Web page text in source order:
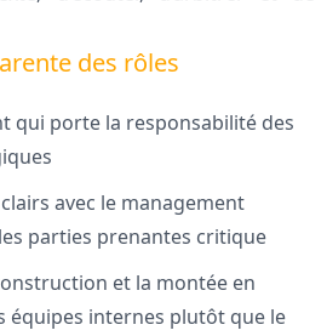
des rôles
qui porte la responsabilité des
avec le management
parties prenantes critique
et la montée en
équipes internes plutôt que le